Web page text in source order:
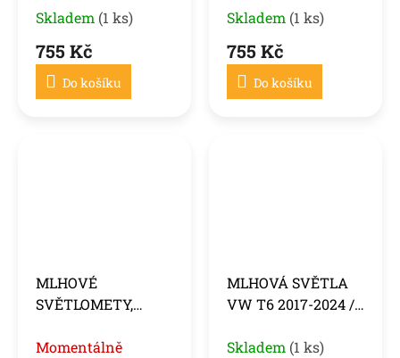
19 S TWINN DOOR
Skladem (1 ks)
755 Kč
Do košíku
DVOJITÝMI
ČERVENÉ
Skladem (1 ks)
755 Kč
Do košíku
MLHOVÉ
SVĚTLOMETY,
2017-2024 / VW T6.1
Momentálně
MLHOVÁ SVĚTLA
VW T6 2017-2024 /
KOUŘOVÉ
Skladem (1 ks)